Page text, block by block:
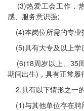
(3)热爱工会工作，
感、服务意识强;
(4)本岗位所需的专业
(5)具有大专及以上学
(6)18周岁以上、35
期间出生)，具有正常履
2.具有以下情形之一
(1)与其他单位存在聘